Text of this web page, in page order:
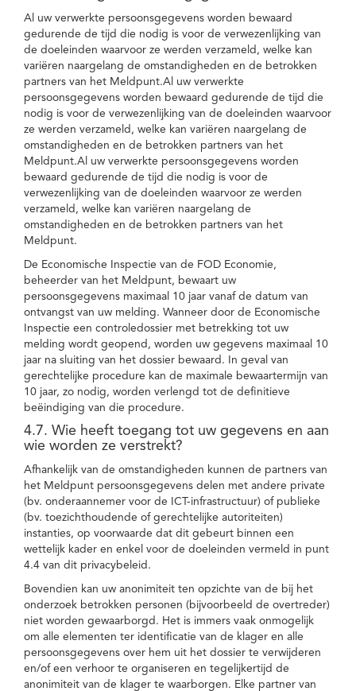
Al uw verwerkte persoonsgegevens worden bewaard
gedurende de tijd die nodig is voor de verwezenlijking van
de doeleinden waarvoor ze werden verzameld, welke kan
variëren naargelang de omstandigheden en de betrokken
partners van het Meldpunt.Al uw verwerkte
persoonsgegevens worden bewaard gedurende de tijd die
nodig is voor de verwezenlijking van de doeleinden waarvoor
ze werden verzameld, welke kan variëren naargelang de
omstandigheden en de betrokken partners van het
Meldpunt.Al uw verwerkte persoonsgegevens worden
bewaard gedurende de tijd die nodig is voor de
verwezenlijking van de doeleinden waarvoor ze werden
verzameld, welke kan variëren naargelang de
omstandigheden en de betrokken partners van het
Meldpunt.
De Economische Inspectie van de FOD Economie,
beheerder van het Meldpunt, bewaart uw
persoonsgegevens maximaal 10 jaar vanaf de datum van
ontvangst van uw melding. Wanneer door de Economische
Inspectie een controledossier met betrekking tot uw
melding wordt geopend, worden uw gegevens maximaal 10
jaar na sluiting van het dossier bewaard. In geval van
gerechtelijke procedure kan de maximale bewaartermijn van
10 jaar, zo nodig, worden verlengd tot de definitieve
beëindiging van die procedure.
4.7. Wie heeft toegang tot uw gegevens en aan
wie worden ze verstrekt?
Afhankelijk van de omstandigheden kunnen de partners van
het Meldpunt persoonsgegevens delen met andere private
(bv. onderaannemer voor de ICT-infrastructuur) of publieke
(bv. toezichthoudende of gerechtelijke autoriteiten)
instanties, op voorwaarde dat dit gebeurt binnen een
wettelijk kader en enkel voor de doeleinden vermeld in punt
4.4 van dit privacybeleid.
Bovendien kan uw anonimiteit ten opzichte van de bij het
onderzoek betrokken personen (bijvoorbeeld de overtreder)
niet worden gewaarborgd. Het is immers vaak onmogelijk
om alle elementen ter identificatie van de klager en alle
persoonsgegevens over hem uit het dossier te verwijderen
en/of een verhoor te organiseren en tegelijkertijd de
anonimiteit van de klager te waarborgen. Elke partner van